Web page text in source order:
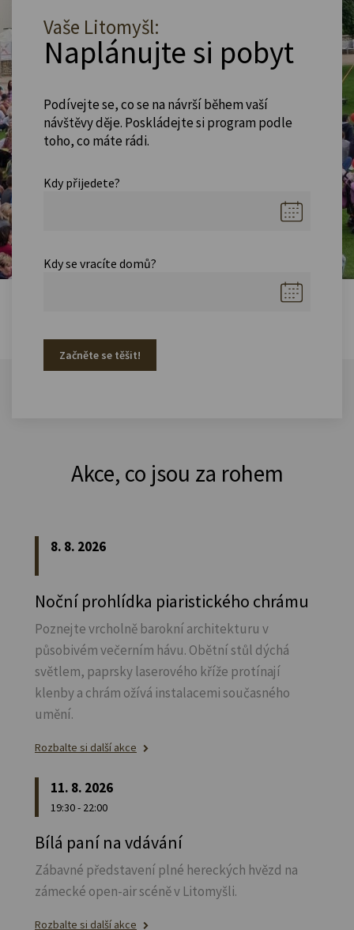
Vaše Litomyšl:
Naplánujte si pobyt
Podívejte se, co se na návrší během vaší
návštěvy děje. Poskládejte si program podle
toho, co máte rádi.
Kdy přijedete?
Kdy se vracíte domů?
Začněte se těšit!
Akce, co jsou za rohem
8. 8. 2026
Noční prohlídka piaristického chrámu
Poznejte vrcholně barokní architekturu v
působivém večerním hávu. Obětní stůl dýchá
světlem, paprsky laserového kříže protínají
klenby a chrám ožívá instalacemi současného
umění.
Rozbalte si další akce
11. 8. 2026
19:30 - 22:00
Bílá paní na vdávání
Zábavné představení plné hereckých hvězd na
zámecké open-air scéně v Litomyšli.
Rozbalte si další akce